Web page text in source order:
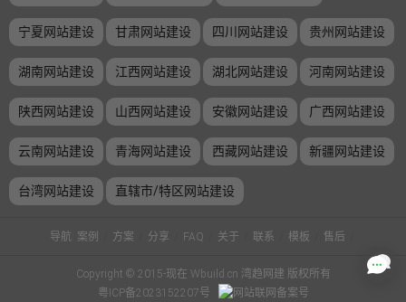
宁夏网站建设 甘肃网站建设 四川网站建设 贵州网站建设
湖南网站建设 江西网站建设 湖北网站建设 河南网站建设
陕西网站建设 山西网站建设 安徽网站建设 广西网站建设
云南网站建设 青海网站建设 西藏网站建设 新疆网站建设
台湾网站建设 直辖市/特区网站建设
导航: 案例 方案 分享 FAQ 关于 联系 模板 售后
Copyright © 2015-现在 Wbuild.cn 湾趋网建 版权所有
粤ICP备2023152207号